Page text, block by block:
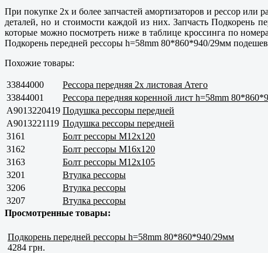
При покупке 2х и более запчастей амортизаторов и рессор или
деталей, но и стоимости каждой из них. Запчасть Подкорень
которые можно посмотреть ниже в таблице кроссинга по
Подкорень передней рессоры h=58mm 80*860*940/29мм
Похожие товары:
33844000 Рессора передняя 2х листовая Атего
33844001
Рессора передняя коренной лист h=58mm
A9013220419 Подушка рессоры передней
A9013221119 Подушка рессоры передней
3161
Болт рессоры М12х120
3162
Болт рессоры М16х120
3163
Болт рессоры М12х105
3201
Втулка рессоры
3206
Втулка рессоры
3207
Втулка рессоры
Просмотренные товары:
Подкорень передней рессоры h=58mm 80*860*940/29мм
4284 грн.